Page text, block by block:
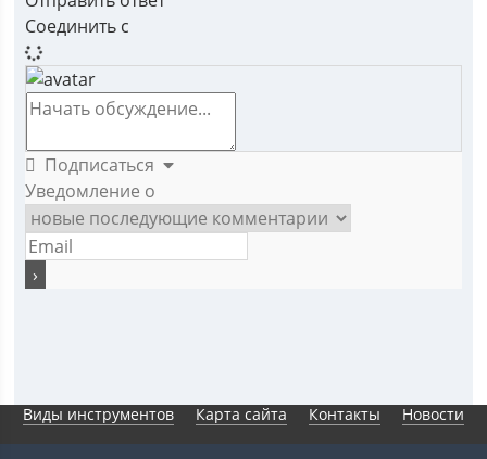
Соединить с
Подписаться
Уведомление о
Виды инструментов Карта сайта Контакты Новости